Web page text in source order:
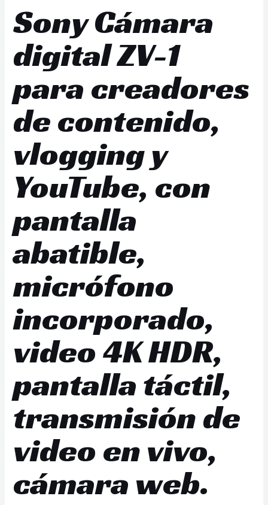
Sony Cámara
digital ZV-1
para creadores
de contenido,
vlogging y
YouTube, con
pantalla
abatible,
micrófono
incorporado,
video 4K HDR,
pantalla táctil,
transmisión de
video en vivo,
cámara web.